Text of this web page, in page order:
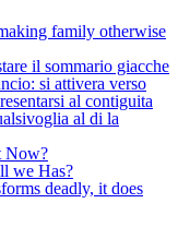
family otherwise
il sommario giacche
si attivera verso
al contiguita
al di la
Now?
we Has?
deadly, it does